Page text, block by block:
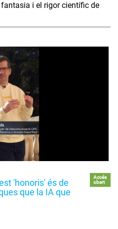
i el rigor científic de
'honoris' és de
que la IA que
Accés
obert